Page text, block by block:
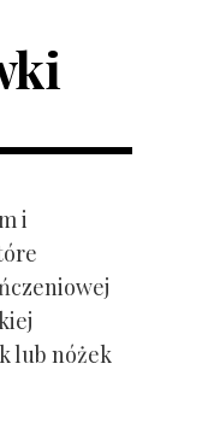
i
lub nóżek